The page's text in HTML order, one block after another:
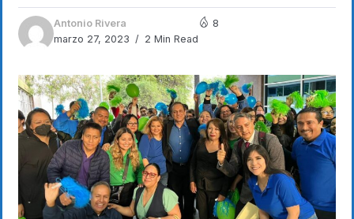
Antonio Rivera
marzo 27, 2023
2 Min Read
8